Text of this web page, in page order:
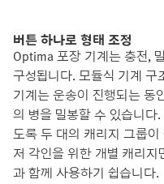
버튼 하나로 형태 조정
Optima 포장 기계는 충전,
구성됩니다. 모듈식 기계
기계는 운송이 진행되는 동
의 병을 밀봉할 수 있습니
도록 두 대의 캐리지 그룹
저 각인을 위한 개별 캐리
과 함께 사용하기 쉽습니다.